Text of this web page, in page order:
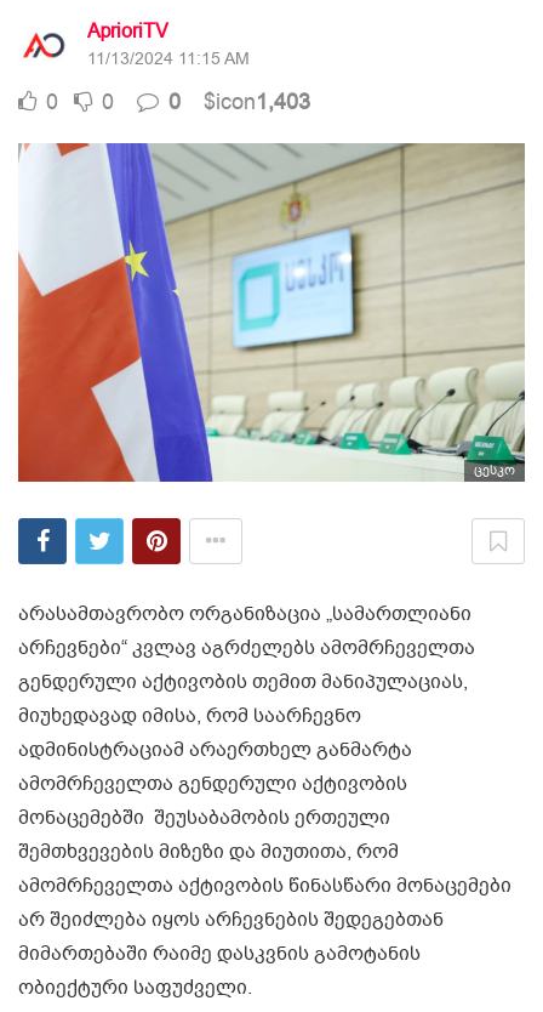
AprioriTV
11/13/2024 11:15 AM
0 0 0 $icon1,403
ცესკო
არასამთავრობო ორგანიზაცია „სამართლიანი
არჩევნები“ კვლავ აგრძელებს ამომრჩეველთა
გენდერული აქტივობის თემით მანიპულაციას,
მიუხედავად იმისა, რომ საარჩევნო
ადმინისტრაციამ არაერთხელ განმარტა
ამომრჩეველთა გენდერული აქტივობის
მონაცემებში შეუსაბამობის ერთეული
შემთხვევების მიზეზი და მიუთითა, რომ
ამომრჩეველთა აქტივობის წინასწარი მონაცემები
არ შეიძლება იყოს არჩევნების შედეგებთან
მიმართებაში რაიმე დასკვნის გამოტანის
ობიექტური საფუძველი.